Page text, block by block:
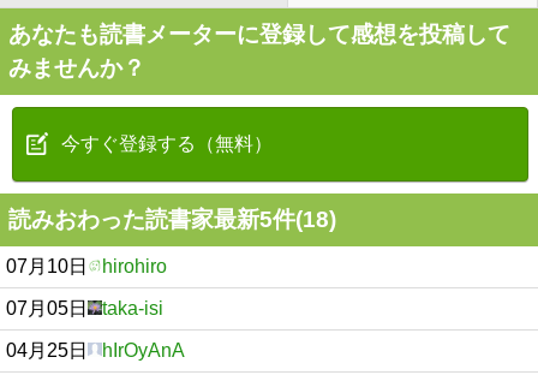
あなたも読書メーターに登録して感想を投稿して
みませんか？
今すぐ登録する（無料）
読みおわった読書家最新5件(18)
07月10日 hirohiro
07月05日 taka-isi
04月25日 hIrOyAnA